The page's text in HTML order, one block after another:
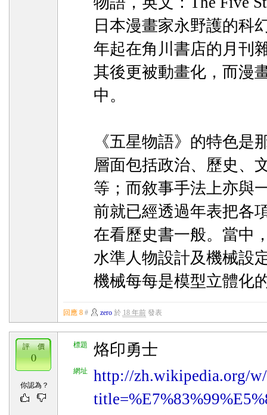
日本漫畫家永野護的科
年起在角川書店的月刊
其後更被動畫化，而漫
中。
《五星物語》的特色是
層面包括政治、歷史、
等；而敘事手法上亦與
前就已經透過年表把各
在看歷史書一般。當中
水準人物設計及機械設
機械每每是模型立體化
回應 8 # zero於 18 年前發表
標題 烙印勇士
網址
http://zh.wikipedia.org/
評 價
0
你認為？